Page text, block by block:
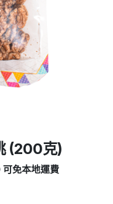
(200克)
免本地運費